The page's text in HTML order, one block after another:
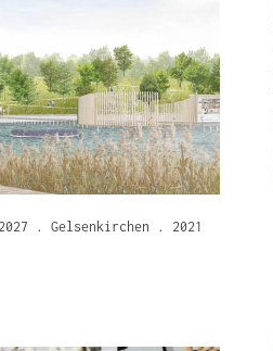
. Gelsenkirchen . 2021